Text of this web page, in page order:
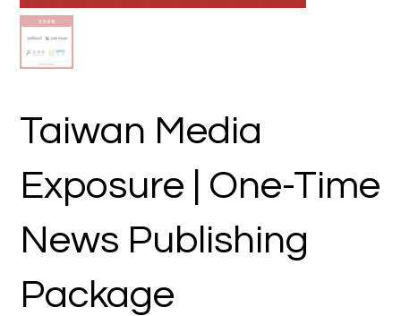
Taiwan Media
Exposure | One-Time
News Publishing
Package